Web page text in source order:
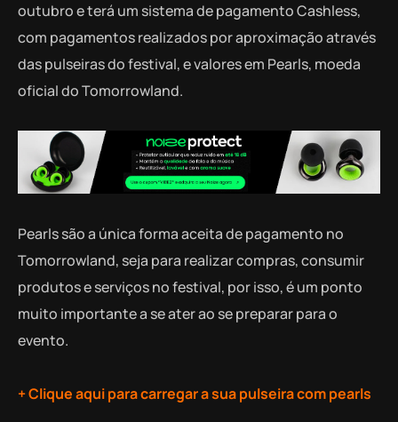
outubro e terá um sistema de pagamento Cashless,
com pagamentos realizados por aproximação através
das pulseiras do festival, e valores em Pearls, moeda
oficial do Tomorrowland.
Pearls são a única forma aceita de pagamento no
Tomorrowland, seja para realizar compras, consumir
produtos e serviços no festival, por isso, é um ponto
muito importante a se ater ao se preparar para o
evento.
+ Clique aqui para carregar a sua pulseira com pearls